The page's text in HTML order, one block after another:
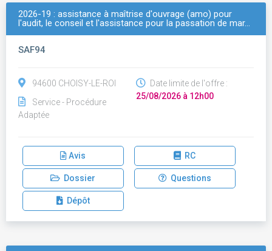
2026-19 : assistance à maîtrise d'ouvrage (amo) pour
l'audit, le conseil et l'assistance pour la passation de mar…
SAF94
94600 CHOISY-LE-ROI
Service - Procédure
Adaptée
Date limite de l'offre :
25/08/2026 à 12h00
Avis RC
Dossier Questions
Dépôt